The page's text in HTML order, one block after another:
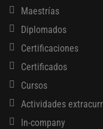
Maestrías
Diplomados
Certificaciones
Certificados
Cursos
Actividades
In-company